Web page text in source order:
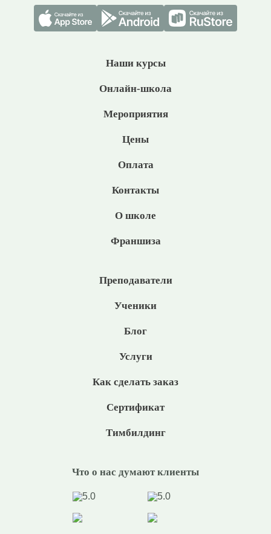
Наши курсы
Онлайн-школа
Мероприятия
Цены
Оплата
Контакты
О школе
Франшиза
Преподаватели
Ученики
Блог
Услуги
Как сделать заказ
Сертификат
Тимбилдинг
Что о нас думают клиенты
5.0 5.0